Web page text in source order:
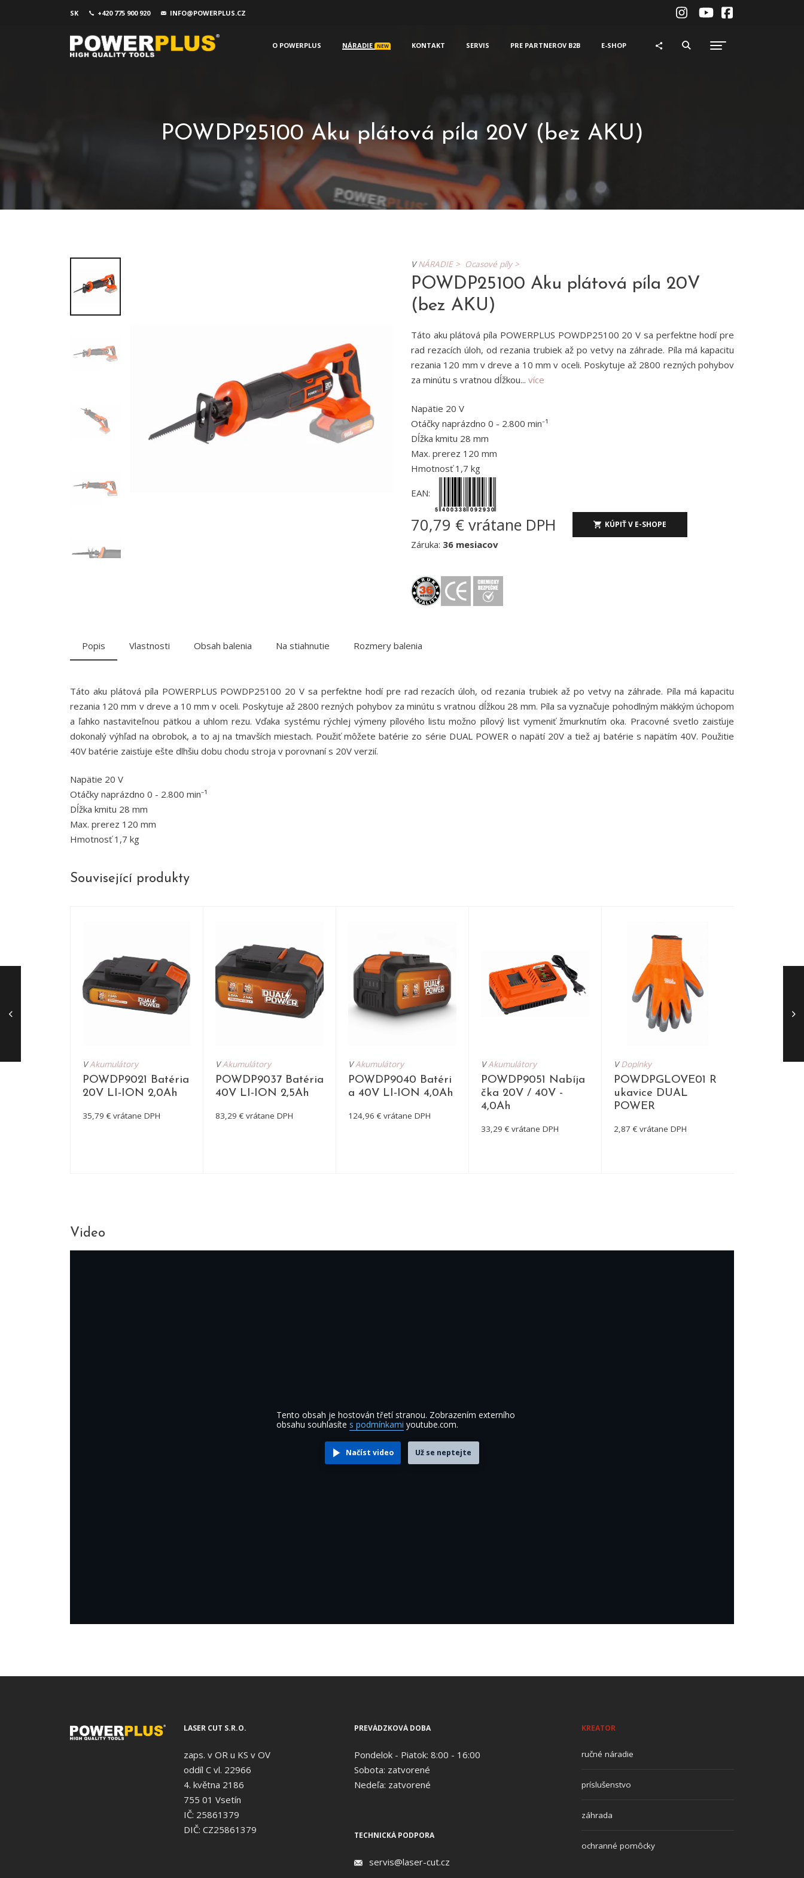
SK +420 775 900 920 INFO@POWERPLUS.CZ
O POWERPLUS NÁRADIE NEW KONTAKT SERVIS PRE PARTNEROV B2B E-SHOP
POWDP25100 Aku plátová píla 20V (bez AKU)
VNÁRADIE > Ocasové píly >
POWDP25100 Aku plátová píla 20V
(bez AKU)
Táto aku plátová píla POWERPLUS POWDP25100 20 V sa perfektne hodí pre
rad rezacích úloh, od rezania trubiek až po vetvy na záhrade. Píla má kapacitu
rezania 120 mm v dreve a 10 mm v oceli. Poskytuje až 2800 rezných pohybov
za minútu s vratnou dĺžkou... více
Napätie 20 V
Otáčky naprázdno 0 - 2.800 min⁻¹
Dĺžka kmitu 28 mm
Max. prerez 120 mm
Hmotnosť 1,7 kg
EAN:
70,79 € vrátane DPH KÚPIŤ V E-SHOPE
Záruka: 36 mesiacov
Popis Vlastnosti Obsah balenia Na stiahnutie Rozmery balenia
Táto aku plátová píla POWERPLUS POWDP25100 20 V sa perfektne hodí pre rad rezacích úloh, od rezania trubiek až po vetvy na záhrade. Píla má kapacitu
rezania 120 mm v dreve a 10 mm v oceli. Poskytuje až 2800 rezných pohybov za minútu s vratnou dĺžkou 28 mm. Píla sa vyznačuje pohodlným mäkkým úchopom
a ľahko nastaviteľnou pätkou a uhlom rezu. Vďaka systému rýchlej výmeny pílového listu možno pílový list vymeniť žmurknutím oka. Pracovné svetlo zaisťuje
dokonalý výhľad na obrobok, a to aj na tmavších miestach. Použiť môžete batérie zo série DUAL POWER o napätí 20V a tiež aj batérie s napätím 40V. Použitie
40V batérie zaisťuje ešte dlhšiu dobu chodu stroja v porovnaní s 20V verzií.
Napätie 20 V
Otáčky naprázdno 0 - 2.800 min⁻¹
Dĺžka kmitu 28 mm
Max. prerez 120 mm
Hmotnosť 1,7 kg
Související produkty
VAkumulátory
POWDP9021 Batéria
20V LI-ION 2,0Ah
35,79 € vrátane DPH
VAkumulátory
POWDP9037 Batéria
40V LI-ION 2,5Ah
83,29 € vrátane DPH
VAkumulátory
POWDP9040 Batéri
a 40V LI-ION 4,0Ah
124,96 € vrátane DPH
VAkumulátory
POWDP9051 Nabíja
čka 20V / 40V -
4,0Ah
33,29 € vrátane DPH
VDoplnky
POWDPGLOVE01 R
ukavice DUAL
POWER
2,87 € vrátane DPH
Video
Tento obsah je hostován třetí stranou. Zobrazením externího
obsahu souhlasíte s podmínkami youtube.com.
Načíst video Už se neptejte
LASER CUT S.R.O.
zaps. v OR u KS v OV
oddíl C vl. 22966
4. května 2186
755 01 Vsetín
IČ: 25861379
DIČ: CZ25861379
PREVÁDZKOVÁ DOBA
Pondelok - Piatok: 8:00 - 16:00
Sobota: zatvorené
Nedeľa: zatvorené
TECHNICKÁ PODPORA
servis@laser-cut.cz
KREATOR
ručné náradie
príslušenstvo
záhrada
ochranné pomôcky